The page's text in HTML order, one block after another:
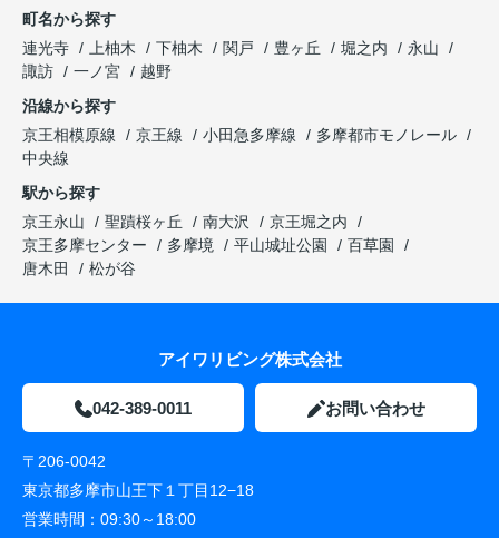
町名から探す
連光寺
上柚木 下柚木 関戸 豊ヶ丘 堀之内
永山
諏訪
一ノ宮
越野
沿線から探す
京王相模原線
京王線 小田急多摩線
多摩都市モノレール
中央線
駅から探す
京王永山
聖蹟桜ヶ丘 南大沢
京王堀之内
京王多摩センター
多摩境 平山城址公園
百草園
唐木田
松が谷
アイワリビング株式会社
042-389-0011 お問い合わせ
〒206-0042
東京都多摩市山王下１丁目12−18
営業時間： 09:30～18:00